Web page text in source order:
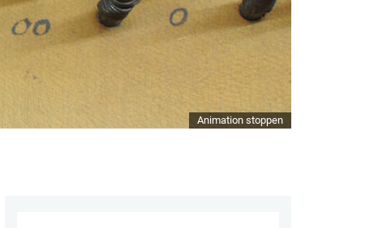
Animation stoppen